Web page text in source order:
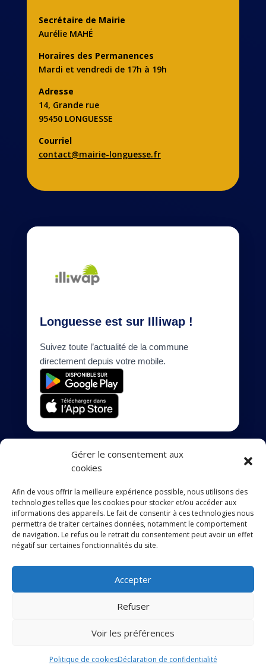
Gérer le consentement aux
cookies
Afin de vous offrir la meilleure expérience possible, nous utilisons des
technologies telles que les cookies pour stocker et/ou accéder aux
informations des appareils. Le fait de consentir à ces technologies nous
permettra de traiter certaines données, notamment le comportement
de navigation. Le refus ou le retrait du consentement peut avoir un effet
négatif sur certaines fonctionnalités du site.
Accepter
Refuser
Voir les préférences
Politique de cookiesDéclaration de confidentialité
Secrétaire de Mairie
Aurélie MAHÉ
Horaires des Permanences
Mardi et vendredi de 17h à 19h
Adresse
14, Grande rue
95450 LONGUESSE
Courriel
contact@mairie-longuesse.fr
Longuesse est sur Illiwap !
Suivez toute l’actualité de la commune
directement depuis votre mobile.
Mentions légales
Déclaration de confidentialité
Accessibilité
Site conçu par l’Union des Maires du
© Commune de Longuesse